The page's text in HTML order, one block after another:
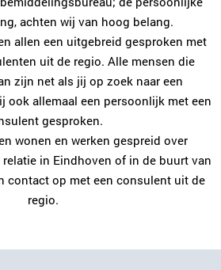
achten wij van hoog belang.
allen een uitgebreid gesproken met
uit de regio. Alle mensen die
zijn net als jij op zoek naar een
ook allemaal een persoonlijk met een
gesproken.
wonen en werken gespreid over
relatie in Eindhoven of in de buurt van
contact op met een consulent uit de
regio.
Plan kennismaking
van Heteren
Utrecht
2270125
email
Plan kennismaking